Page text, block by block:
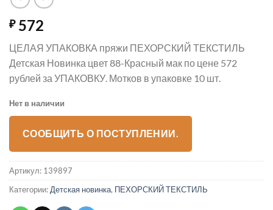
₽572
ЦЕЛАЯ УПАКОВКА пряжи ПЕХОРСКИЙ ТЕКСТИЛЬ
Детская Новинка цвет 88-Красный мак по цене 572
рублей за УПАКОВКУ. Мотков в упаковке 10 шт.
Нет в наличии
СООБЩИТЬ О ПОСТУПЛЕНИИ.
Артикул: 139897
Категории:Детская новинка, ПЕХОРСКИЙ ТЕКСТИЛЬ